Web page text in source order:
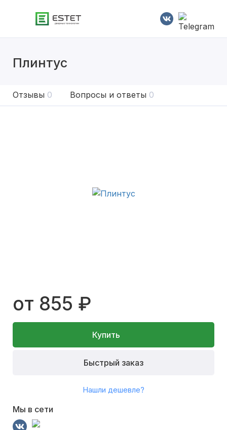
Плинтус
Отзывы 0 Вопросы и ответы 0
от 855 ₽
Купить
Быстрый заказ
Нашли дешевле?
Мы в сети